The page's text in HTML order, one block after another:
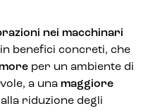
nei macchinari
benefici concreti, che
per un ambiente di
a una maggiore
riduzione degli